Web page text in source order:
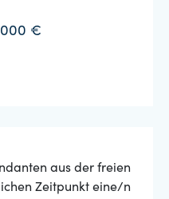
€
aus der freien
Zeitpunkt eine/n